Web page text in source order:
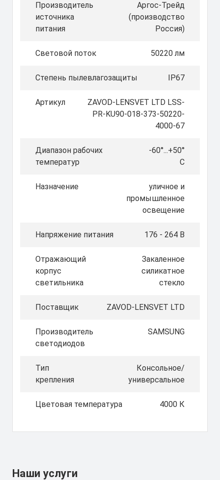
Производитель
источника
питания
Аргос-Трейд
(производство
Россия)
Световой поток 50220 лм
Степень пылевлагозащиты IP67
Артикул
ZAVOD-LENSVET LTD LSS-
PR-KU90-018-373-50220-
4000-67
Диапазон рабочих
температур
-60°...+50°
C
Назначение
уличное и
промышленное
освещение
Напряжение питания 176 - 264 В
Отражающий
корпус
светильника
Закаленное
силикатное
стекло
Поставщик ZAVOD-LENSVET LTD
Производитель
светодиодов
SAMSUNG
Тип
крепления
Консольное/
универсальное
Цветовая температура 4000 К
Наши услуги